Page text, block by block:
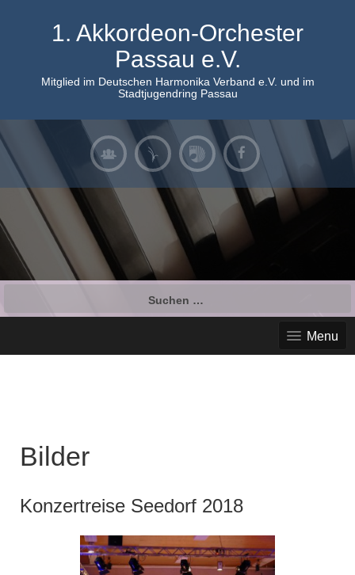
1. Akkordeon-Orchester
Passau e.V.
Mitglied im Deutschen Harmonika Verband e.V. und im
Stadtjugendring Passau
Menu
Bilder
Konzertreise Seedorf 2018